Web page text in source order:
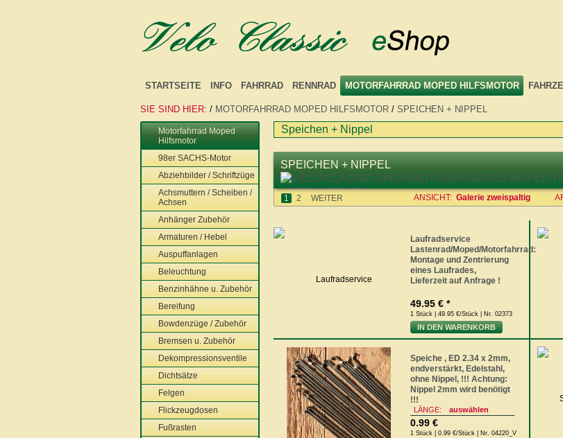
STARTSEITE INFO FAHRRAD RENNRAD MOTORFAHRRAD MOPED HILFSMOTOR
SIE SIND HIER: / MOTORFAHRRAD MOPED HILFSMOTOR / SPEICHEN + NIPPEL
Motorfahrrad Moped
Hilfsmotor
98er SACHS-Motor
Abziehbilder / Schriftzüge
Achsmuttern / Scheiben /
Achsen
Anhänger Zubehör
Armaturen / Hebel
Auspuffanlagen
Beleuchtung
Benzinhähne u. Zubehör
Bereifung
Bowdenzüge / Zubehör
Bremsen u. Zubehör
Dekompressionsventile
Dichtsätze
Felgen
Flickzeugdosen
Fußrasten
Speichen + Nippel
SPEICHEN + NIPPEL
1 2 WEITER ANSICHT: Galerie zweispaltig
Laufradservice
Lastenrad/Moped/Motorfahrrad:
Montage und Zentrierung
eines Laufrades,
Lieferzeit auf Anfrage !
49.95 € *
1 Stück | 49.95 €/Stück | Nr. 02373
IN DEN WARENKORB
Speiche , ED 2.34 x 2mm,
endverstärkt, Edelstahl,
ohne Nippel, !!! Achtung:
Nippel 2mm wird benötigt
!!!
LÄNGE: auswählen
0.99 €
1 Stück | 0.99 €/Stück | Nr. 04220_V